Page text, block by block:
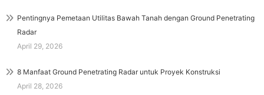
Pentingnya Pemetaan Utilitas Bawah Tanah dengan Ground Penetrating
Radar
April 29, 2026
8 Manfaat Ground Penetrating Radar untuk Proyek Konstruksi
April 28, 2026